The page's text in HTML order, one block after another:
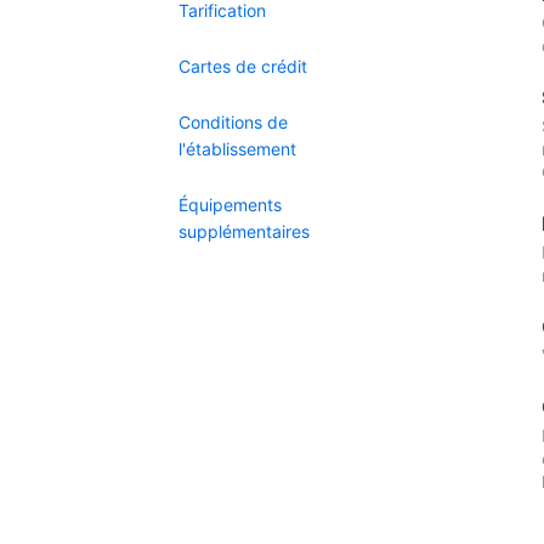
Tarification
Cartes de crédit
Conditions de
l'établissement
Équipements
supplémentaires